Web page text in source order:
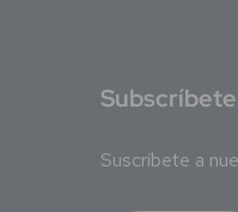
Subscríbete
Suscríbete a